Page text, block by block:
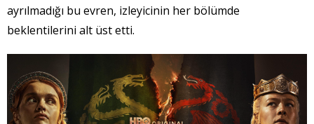
ayrılmadığı bu evren, izleyicinin her bölümde
beklentilerini alt üst etti.